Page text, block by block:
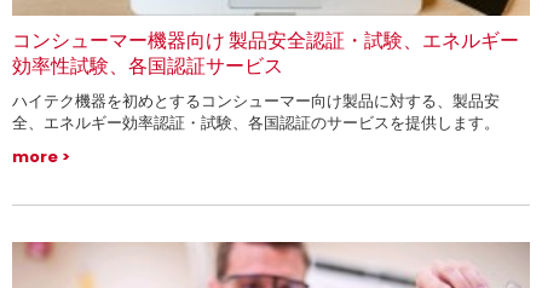
コンシューマー機器向け 製品安全認証・試験、エネルギー
効率性試験、各国認証サービス
ハイテク機器を初めとするコンシューマー向け製品に対する、製品安
全、エネルギー効率認証・試験、各国認証のサービスを提供します。
more